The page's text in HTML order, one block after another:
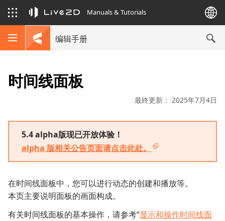
Manuals & Tutorials
编辑手册
时间线面板
最終更新： 2025年7月4日
5.4 alpha版现已开放体验！
alpha 版相关公告页面请点击此处。
在时间线面板中，您可以进行动态的创建和播放等。
本页主要说明面板的画面构成。
有关时间线面板的基本操作，请参考“显示和操作时间线面